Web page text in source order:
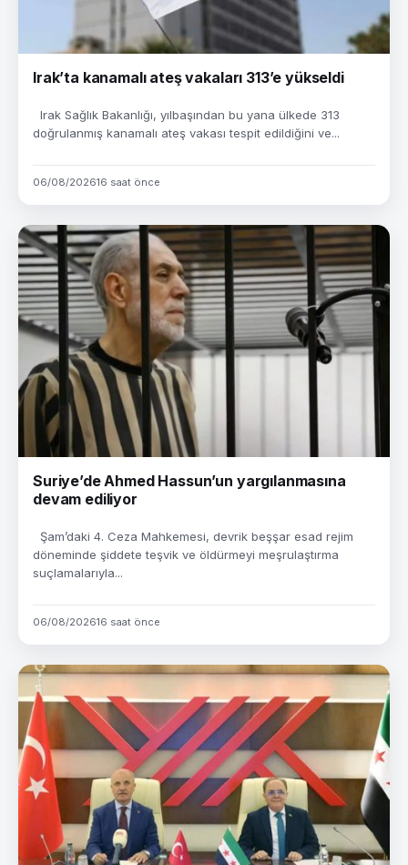
Irak’ta kanamalı ateş vakaları 313’e yükseldi
Irak Sağlık Bakanlığı, yılbaşından bu yana ülkede 313
doğrulanmış kanamalı ateş vakası tespit edildiğini ve...
06/08/202616 saat önce
Suriye’de Ahmed Hassun’un yargılanmasına
devam ediliyor
Şam’daki 4. Ceza Mahkemesi, devrik beşşar esad rejim
döneminde şiddete teşvik ve öldürmeyi meşrulaştırma
suçlamalarıyla...
06/08/202616 saat önce